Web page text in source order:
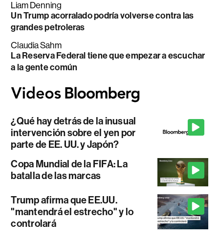
Liam Denning
Un Trump acorralado podría volverse contra las
grandes petroleras
Claudia Sahm
La Reserva Federal tiene que empezar a escuchar
a la gente común
¿Qué hay detrás de la inusual
intervención sobre el yen por
parte de EE. UU. y Japón?
Copa Mundial de la FIFA: La
batalla de las marcas
Trump afirma que EE.UU.
"mantendrá el estrecho" y lo
controlará